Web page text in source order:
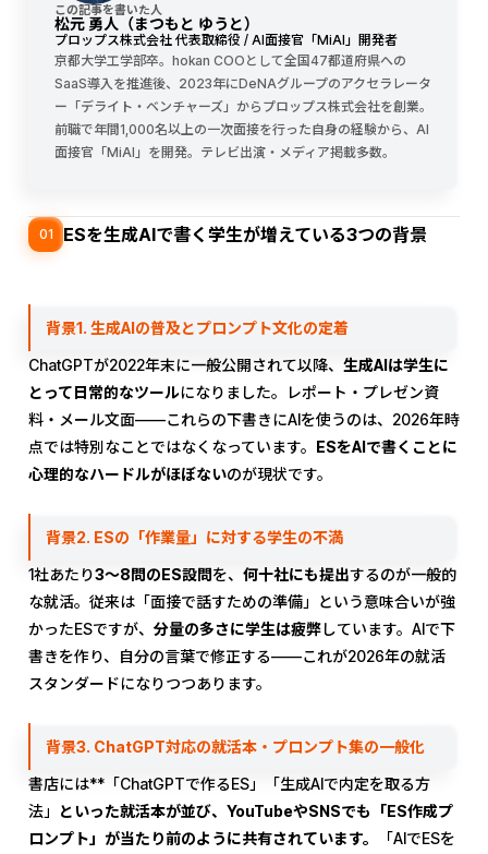
この記事を書いた人
松元 勇人（まつもと ゆうと）
プロップス株式会社 代表取締役 / AI面接官「MiAI」開発者
京都大学工学部卒。hokan COOとして全国47都道府県への
SaaS導入を推進後、2023年にDeNAグループのアクセラレータ
ー「デライト・ベンチャーズ」からプロップス株式会社を創業。
前職で年間1,000名以上の一次面接を行った自身の経験から、AI
面接官「MiAI」を開発。テレビ出演・メディア掲載多数。
01 ESを生成AIで書く学生が増えている3つの背景
背景1. 生成AIの普及とプロンプト文化の定着
ChatGPTが2022年末に一般公開されて以降、 生成AIは学生に
とって日常的なツールになりました。レポート・プレゼン資
料・メール文面——これらの下書きにAIを使うのは、2026年時
点では特別なことではなくなっています。 ESをAIで書くことに
心理的なハードルがほぼないのが現状です。
背景2. ESの「作業量」に対する学生の不満
1社あたり3〜8問のES設問を、 何十社にも提出するのが一般的
な就活。従来は「面接で話すための準備」という意味合いが強
かったESですが、 分量の多さに学生は疲弊しています。AIで下
書きを作り、自分の言葉で修正する——これが2026年の就活
スタンダードになりつつあります。
背景3. ChatGPT対応の就活本・プロンプト集の一般化
書店には**「ChatGPTで作るES」「生成AIで内定を取る方
法」
といった就活本が並び、YouTubeやSNSでも「ES作成プ
ロンプト」が当たり前のように共有されています。
「AIでESを